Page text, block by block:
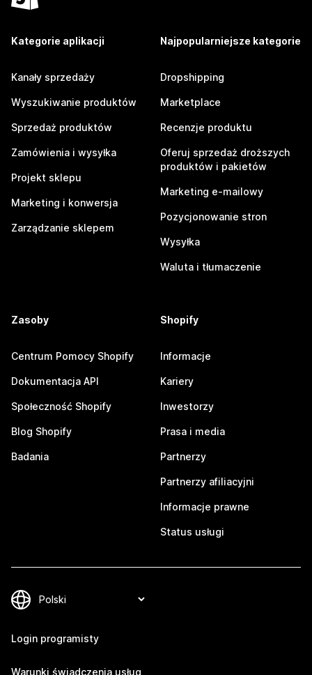
Kategorie aplikacji
Kanały sprzedaży
Wyszukiwanie produktów
Sprzedaż produktów
Zamówienia i wysyłka
Projekt sklepu
Marketing i konwersja
Zarządzanie sklepem
Najpopularniejsze kategorie
Dropshipping
Marketplace
Recenzje produktu
Oferuj sprzedaż droższych
produktów i pakietów
Marketing e-mailowy
Pozycjonowanie stron
Wysyłka
Waluta i tłumaczenie
Zasoby
Centrum Pomocy Shopify
Dokumentacja API
Społeczność Shopify
Blog Shopify
Badania
Shopify
Informacje
Kariery
Inwestorzy
Prasa i media
Partnerzy
Partnerzy afiliacyjni
Informacje prawne
Status usługi
Login programisty
Warunki świadczenia usług